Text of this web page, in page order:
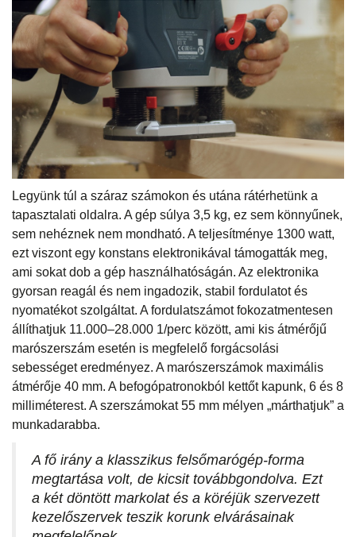
Legyünk túl a száraz számokon és utána rátérhetünk a
tapasztalati oldalra. A gép súlya 3,5 kg, ez sem könnyűnek,
sem nehéznek nem mondható. A teljesítménye 1300 watt,
ezt viszont egy konstans elektronikával támogatták meg,
ami sokat dob a gép használhatóságán. Az elektronika
gyorsan reagál és nem ingadozik, stabil fordulatot és
nyomatékot szolgáltat. A fordulatszámot fokozatmentesen
állíthatjuk 11.000–28.000 1/perc között, ami kis átmérőjű
marószerszám esetén is megfelelő forgácsolási
sebességet eredményez. A marószerszámok maximális
átmérője 40 mm. A befogópatronokból kettőt kapunk, 6 és 8
milliméterest. A szerszámokat 55 mm mélyen „márthatjuk” a
munkadarabba.
A fő irány a klasszikus felsőmarógép-forma
megtartása volt, de kicsit továbbgondolva. Ezt
a két döntött markolat és a köréjük szervezett
kezelőszervek teszik korunk elvárásainak